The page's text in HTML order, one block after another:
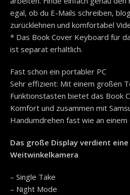
egal, ob du E-Mails schreiben,
zurücklehnen und komfortabel
* Das Book Cover Keyboard für
ist separat erhältlich.
Fast schon ein portabler PC
Sehr effizient: Mit einem großen
Funktionstasten bietet das Book
Komfort und zusammen mit
Handumdrehen fast wie an einem
Das große Display verdient
Weitwinkelkamera
– Single Take
– Night Mode